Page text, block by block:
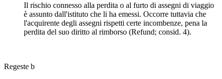
Il rischio connesso alla perdita o al furto di assegni di viaggio
è assunto dall'istituto che li ha emessi. Occorre tuttavia che
l'acquirente degli assegni rispetti certe incombenze, pena la
perdita del suo diritto al rimborso (Refund; consid. 4).
Regeste b